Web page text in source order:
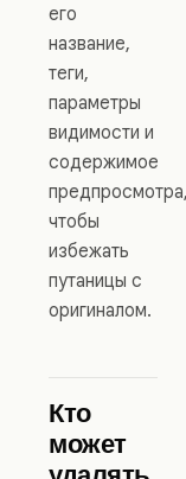
его
название,
теги,
параметры
видимости и
содержимое
чтобы
избежать
путаницы с
оригиналом.
Кто
может